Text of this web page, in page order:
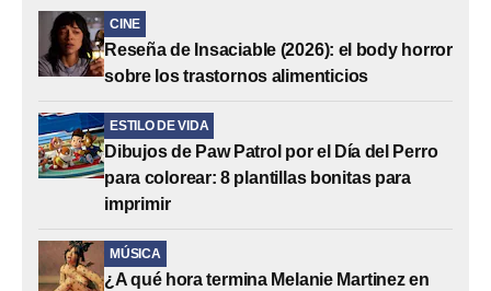
CINE
Reseña de Insaciable (2026): el body horror
sobre los trastornos alimenticios
ESTILO DE VIDA
Dibujos de Paw Patrol por el Día del Perro
para colorear: 8 plantillas bonitas para
imprimir
MÚSICA
¿A qué hora termina Melanie Martinez en